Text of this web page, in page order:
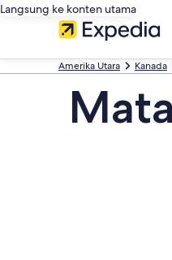
Langsung ke konten utama
Amerika Utara Kanada